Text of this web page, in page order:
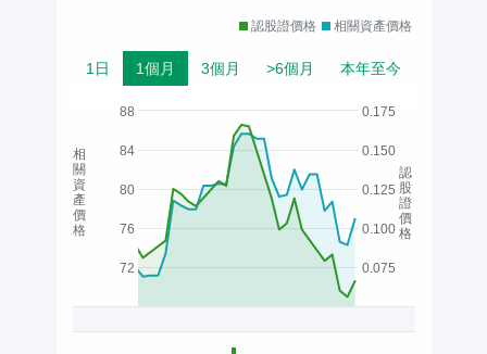
認股證價格 相關資產價格
1日 1個月 3個月 >6個月 本年至今
80
72
76
84
88
0.075
0.100
0.125
0.150
0.175
相
關
資
產
價
格
認
股
證
價
格